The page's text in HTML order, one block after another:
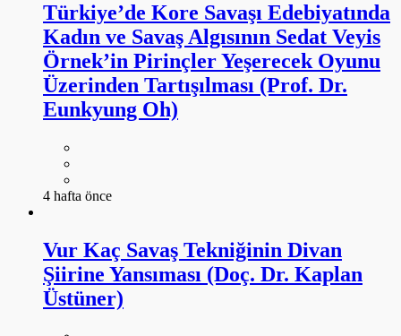
Türkiye’de Kore Savaşı Edebiyatında
Kadın ve Savaş Algısının Sedat Veyis
Örnek’in Pirinçler Yeşerecek Oyunu
Üzerinden Tartışılması (Prof. Dr.
Eunkyung Oh)
4 hafta önce
Vur Kaç Savaş Tekniğinin Divan
Şiirine Yansıması (Doç. Dr. Kaplan
Üstüner)